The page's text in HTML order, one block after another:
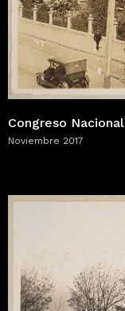
Congreso Nacional
Noviembre 2017